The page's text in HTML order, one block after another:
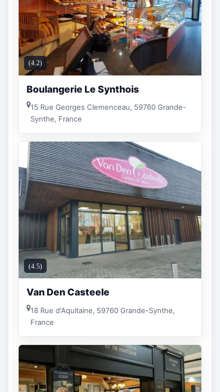
(4.2)
Boulangerie Le Synthois
15 Rue Georges Clemenceau, 59760 Grande-
Synthe, France
(4.5)
Van Den Casteele
18 Rue d'Aquitaine, 59760 Grande-Synthe,
France